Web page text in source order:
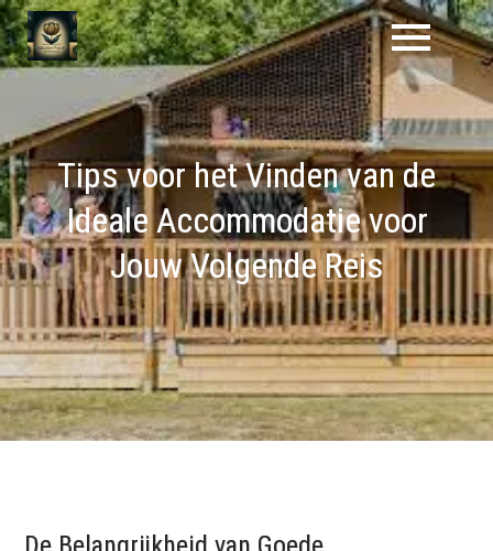
Naar
de
inhoud
Tips voor het Vinden van de
Ideale Accommodatie voor
Jouw Volgende Reis